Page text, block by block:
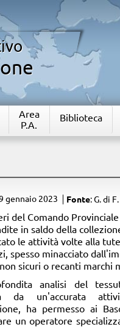
Area
P.A.
Biblioteca
gennaio 2023 Fonte: G. di F.
del Comando
in saldo della
le attività volte alla
spesso minacciato
sicuri o recanti marchi
analisi del
da un'accurata
ha permesso ai
un operatore